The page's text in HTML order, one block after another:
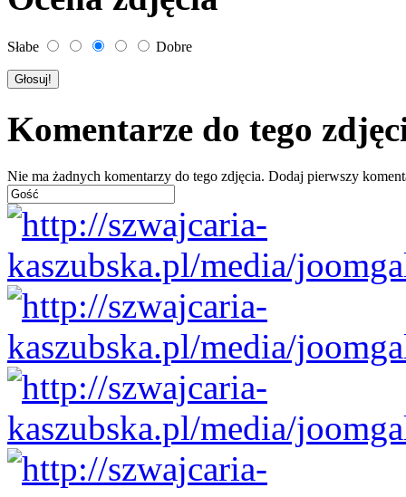
Słabe Dobre
Komentarze do tego
Nie ma żadnych komentarzy do tego zdjęcia. Dodaj pierwszy